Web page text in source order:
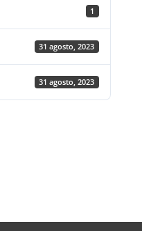
1
31 agosto, 2023
31 agosto, 2023